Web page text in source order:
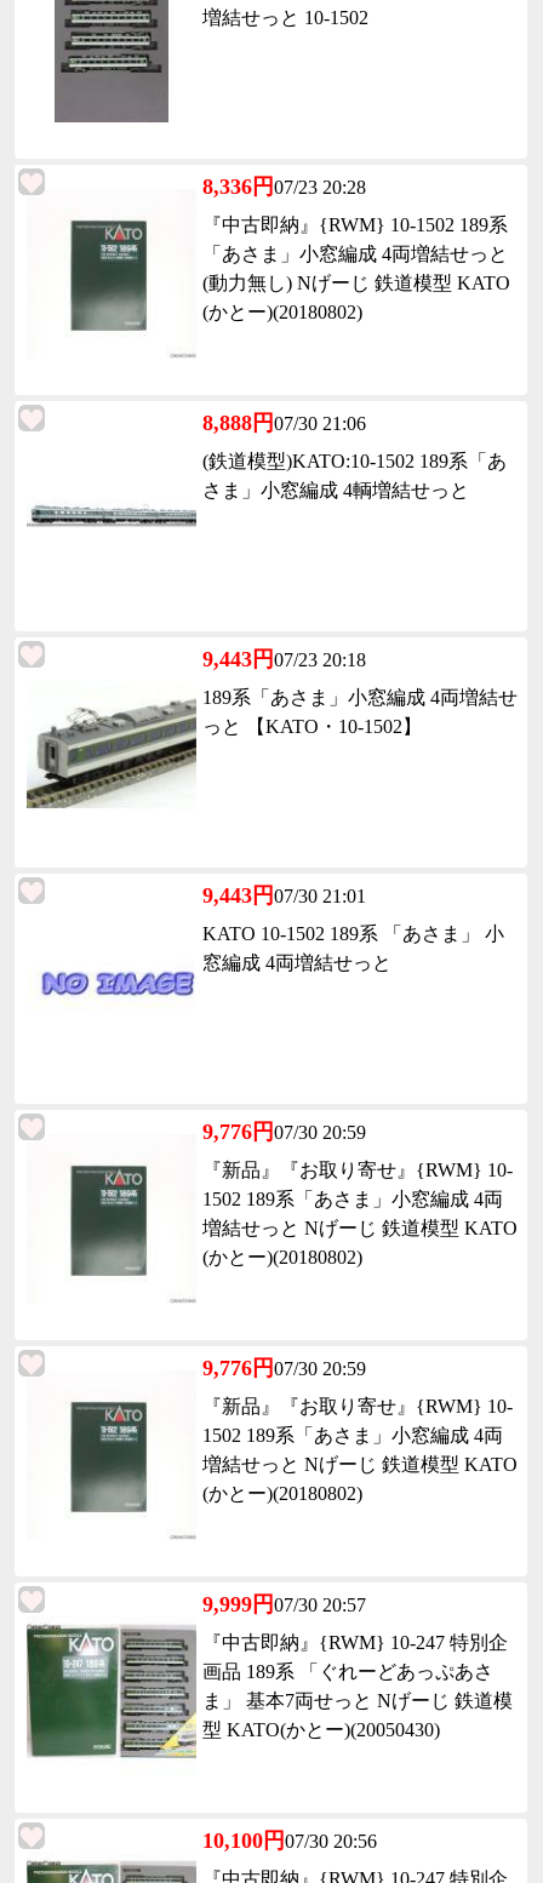
増結せっと 10-1502
8,336円07/23 20:28
『中古即納』{RWM} 10-1502 189系
「あさま」小窓編成 4両増結せっと
(動力無し) Nげーじ 鉄道模型 KATO
(かとー)(20180802)
8,888円07/30 21:06
(鉄道模型)KATO:10-1502 189系「あ
さま」小窓編成 4輌増結せっと
9,443円07/23 20:18
189系「あさま」小窓編成 4両増結せ
っと 【KATO・10-1502】
9,443円07/30 21:01
KATO 10-1502 189系 「あさま」 小
窓編成 4両増結せっと
9,776円07/30 20:59
『新品』『お取り寄せ』{RWM} 10-
1502 189系「あさま」小窓編成 4両
増結せっと Nげーじ 鉄道模型 KATO
(かとー)(20180802)
9,776円07/30 20:59
『新品』『お取り寄せ』{RWM} 10-
1502 189系「あさま」小窓編成 4両
増結せっと Nげーじ 鉄道模型 KATO
(かとー)(20180802)
9,999円07/30 20:57
『中古即納』{RWM} 10-247 特別企
画品 189系 「ぐれーどあっぷあさ
ま」 基本7両せっと Nげーじ 鉄道模
型 KATO(かとー)(20050430)
10,100円07/30 20:56
『中古即納』{RWM} 10-247 特別企